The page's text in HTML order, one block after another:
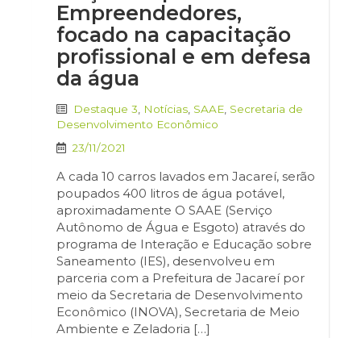
Empreendedores,
focado na capacitação
profissional e em defesa
da água
Destaque 3 Notícias SAAE Secretaria de
Desenvolvimento Econômico
23/11/2021
A cada 10 carros lavados em Jacareí, serão
poupados 400 litros de água potável,
aproximadamente O SAAE (Serviço
Autônomo de Água e Esgoto) através do
programa de Interação e Educação sobre
Saneamento (IES), desenvolveu em
parceria com a Prefeitura de Jacareí por
meio da Secretaria de Desenvolvimento
Econômico (INOVA), Secretaria de Meio
Ambiente e Zeladoria […]